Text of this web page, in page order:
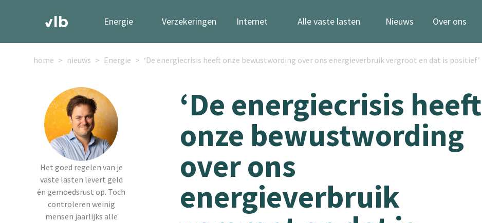
Energie Verzekeringen Internet Alle vaste lasten Nieuws Over ons
home nieuws Energie ‘De energiecrisis heeft onze bewustwording over ons energieverbruik vergroot en dat is positief’
Het goed regelen van je
vaste lasten levert geld
én gemoedsrust op. Toch
controleren weinig
mensen jaarlijks alle
‘De energiecrisis heeft
onze bewustwording
over ons
energieverbruik